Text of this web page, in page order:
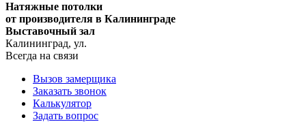
Натяжные потолки
от производителя в Калининграде
Выставочный зал
Калининград, ул.
Всегда на связи
Вызов замерщика
Заказать звонок
Калькулятор
Задать вопрос